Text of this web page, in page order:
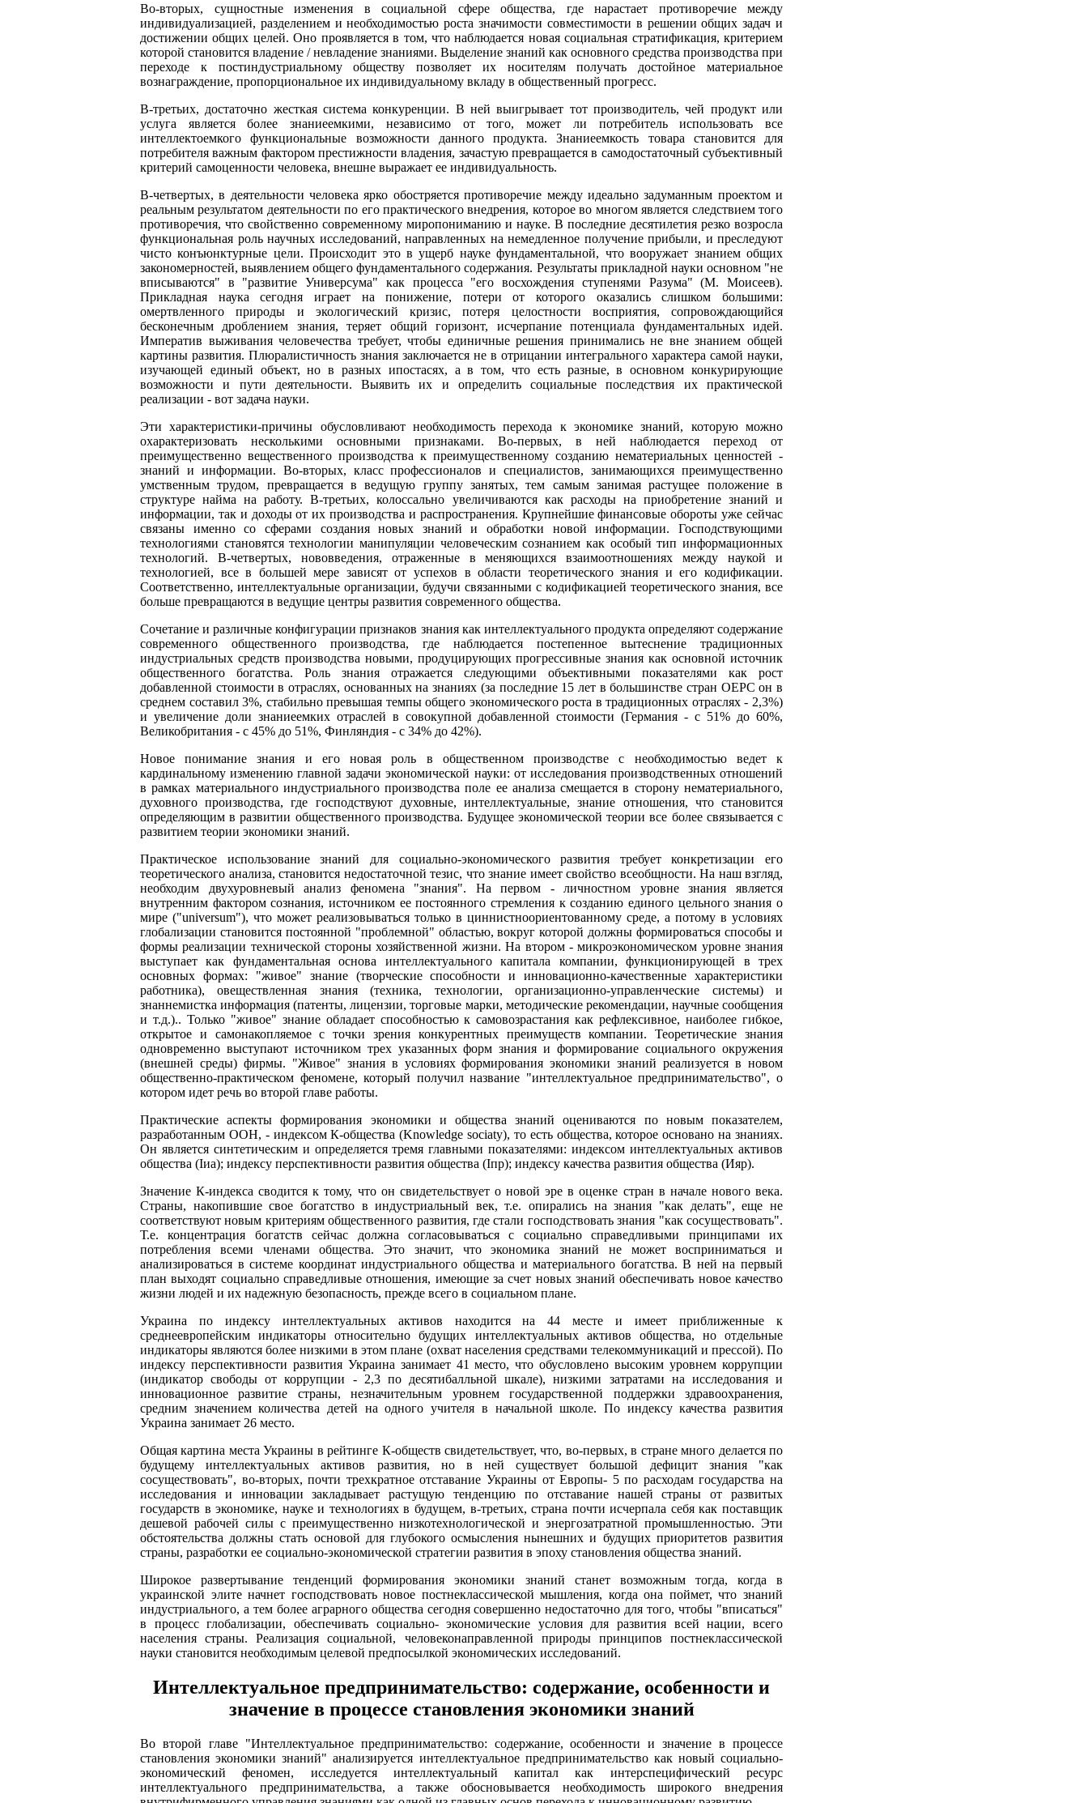
Во-вторых, сущностные изменения в социальной сфере общества, где нарастает противоречие между
индивидуализацией, разделением и необходимостью роста значимости совместимости в решении общих задач и
достижении общих целей. Оно проявляется в том, что наблюдается новая социальная стратификация, критерием
которой становится владение / невладение знаниями. Выделение знаний как основного средства производства при
переходе к постиндустриальному обществу позволяет их носителям получать достойное материальное
вознаграждение, пропорциональное их индивидуальному вкладу в общественный прогресс.
В-третьих, достаточно жесткая система конкуренции. В ней выигрывает тот производитель, чей продукт или
услуга является более знаниеемкими, независимо от того, может ли потребитель использовать все
интеллектоемкого функциональные возможности данного продукта. Знаниеемкость товара становится для
потребителя важным фактором престижности владения, зачастую превращается в самодостаточный субъективный
критерий самоценности человека, внешне выражает ее индивидуальность.
В-четвертых, в деятельности человека ярко обостряется противоречие между идеально задуманным проектом и
реальным результатом деятельности по его практического внедрения, которое во многом является следствием того
противоречия, что свойственно современному миропониманию и науке. В последние десятилетия резко возросла
функциональная роль научных исследований, направленных на немедленное получение прибыли, и преследуют
чисто конъюнктурные цели. Происходит это в ущерб науке фундаментальной, что вооружает знанием общих
закономерностей, выявлением общего фундаментального содержания. Результаты прикладной науки основном "не
вписываются" в "развитие Универсума" как процесса "его восхождения ступенями Разума" (М. Моисеев).
Прикладная наука сегодня играет на понижение, потери от которого оказались слишком большими:
омертвленного природы и экологический кризис, потеря целостности восприятия, сопровождающийся
бесконечным дроблением знания, теряет общий горизонт, исчерпание потенциала фундаментальных идей.
Императив выживания человечества требует, чтобы единичные решения принимались не вне знанием общей
картины развития. Плюралистичность знания заключается не в отрицании интегрального характера самой науки,
изучающей единый объект, но в разных ипостасях, а в том, что есть разные, в основном конкурирующие
возможности и пути деятельности. Выявить их и определить социальные последствия их практической
реализации - вот задача науки.
Эти характеристики-причины обусловливают необходимость перехода к экономике знаний, которую можно
охарактеризовать несколькими основными признаками. Во-первых, в ней наблюдается переход от
преимущественно вещественного производства к преимущественному созданию нематериальных ценностей -
знаний и информации. Во-вторых, класс профессионалов и специалистов, занимающихся преимущественно
умственным трудом, превращается в ведущую группу занятых, тем самым занимая растущее положение в
структуре найма на работу. В-третьих, колоссально увеличиваются как расходы на приобретение знаний и
информации, так и доходы от их производства и распространения. Крупнейшие финансовые обороты уже сейчас
связаны именно со сферами создания новых знаний и обработки новой информации. Господствующими
технологиями становятся технологии манипуляции человеческим сознанием как особый тип информационных
технологий. В-четвертых, нововведения, отраженные в меняющихся взаимоотношениях между наукой и
технологией, все в большей мере зависят от успехов в области теоретического знания и его кодификации.
Соответственно, интеллектуальные организации, будучи связанными с кодификацией теоретического знания, все
больше превращаются в ведущие центры развития современного общества.
Сочетание и различные конфигурации признаков знания как интеллектуального продукта определяют содержание
современного общественного производства, где наблюдается постепенное вытеснение традиционных
индустриальных средств производства новыми, продуцирующих прогрессивные знания как основной источник
общественного богатства. Роль знания отражается следующими объективными показателями как рост
добавленной стоимости в отраслях, основанных на знаниях (за последние 15 лет в большинстве стран ОЕРС он в
среднем составил 3%, стабильно превышая темпы общего экономического роста в традиционных отраслях - 2,3%)
и увеличение доли знаниеемких отраслей в совокупной добавленной стоимости (Германия - с 51% до 60%,
Великобритания - с 45% до 51%, Финляндия - с 34% до 42%).
Новое понимание знания и его новая роль в общественном производстве с необходимостью ведет к
кардинальному изменению главной задачи экономической науки: от исследования производственных отношений
в рамках материального индустриального производства поле ее анализа смещается в сторону нематериального,
духовного производства, где господствуют духовные, интеллектуальные, знание отношения, что становится
определяющим в развитии общественного производства. Будущее экономической теории все более связывается с
развитием теории экономики знаний.
Практическое использование знаний для социально-экономического развития требует конкретизации его
теоретического анализа, становится недостаточной тезис, что знание имеет свойство всеобщности. На наш взгляд,
необходим двухуровневый анализ феномена "знания". На первом - личностном уровне знания является
внутренним фактором сознания, источником ее постоянного стремления к созданию единого цельного знания о
мире ("universum"), что может реализовываться только в циннистноориентованному среде, а потому в условиях
глобализации становится постоянной "проблемной" областью, вокруг которой должны формироваться способы и
формы реализации технической стороны хозяйственной жизни. На втором - микроэкономическом уровне знания
выступает как фундаментальная основа интеллектуального капитала компании, функционирующей в трех
основных формах: "живое" знание (творческие способности и инновационно-качественные характеристики
работника), овеществленная знания (техника, технологии, организационно-управленческие системы) и
знаннемистка информация (патенты, лицензии, торговые марки, методические рекомендации, научные сообщения
и т.д.).. Только "живое" знание обладает способностью к самовозрастания как рефлексивное, наиболее гибкое,
открытое и самонакопляемое с точки зрения конкурентных преимуществ компании. Теоретические знания
одновременно выступают источником трех указанных форм знания и формирование социального окружения
(внешней среды) фирмы. "Живое" знания в условиях формирования экономики знаний реализуется в новом
общественно-практическом феномене, который получил название "интеллектуальное предпринимательство", о
котором идет речь во второй главе работы.
Практические аспекты формирования экономики и общества знаний оцениваются по новым показателем,
разработанным ООН, - индексом К-общества (Knowledge sociaty), то есть общества, которое основано на знаниях.
Он является синтетическим и определяется тремя главными показателями: индексом интеллектуальных активов
общества (Iиа); индексу перспективности развития общества (Iпр); индексу качества развития общества (Ияр).
Значение К-индекса сводится к тому, что он свидетельствует о новой эре в оценке стран в начале нового века.
Страны, накопившие свое богатство в индустриальный век, т.е. опирались на знания "как делать", еще не
соответствуют новым критериям общественного развития, где стали господствовать знания "как сосуществовать".
Т.е. концентрация богатств сейчас должна согласовываться с социально справедливыми принципами их
потребления всеми членами общества. Это значит, что экономика знаний не может восприниматься и
анализироваться в системе координат индустриального общества и материального богатства. В ней на первый
план выходят социально справедливые отношения, имеющие за счет новых знаний обеспечивать новое качество
жизни людей и их надежную безопасность, прежде всего в социальном плане.
Украина по индексу интеллектуальных активов находится на 44 месте и имеет приближенные к
среднеевропейским индикаторы относительно будущих интеллектуальных активов общества, но отдельные
индикаторы являются более низкими в этом плане (охват населения средствами телекоммуникаций и прессой). По
индексу перспективности развития Украина занимает 41 место, что обусловлено высоким уровнем коррупции
(индикатор свободы от коррупции - 2,3 по десятибалльной шкале), низкими затратами на исследования и
инновационное развитие страны, незначительным уровнем государственной поддержки здравоохранения,
средним значением количества детей на одного учителя в начальной школе. По индексу качества развития
Украина занимает 26 место.
Общая картина места Украины в рейтинге К-обществ свидетельствует, что, во-первых, в стране много делается по
будущему интеллектуальных активов развития, но в ней существует большой дефицит знания "как
сосуществовать", во-вторых, почти трехкратное отставание Украины от Европы- 5 по расходам государства на
исследования и инновации закладывает растущую тенденцию по отставание нашей страны от развитых
государств в экономике, науке и технологиях в будущем, в-третьих, страна почти исчерпала себя как поставщик
дешевой рабочей силы с преимущественно низкотехнологической и энергозатратной промышленностью. Эти
обстоятельства должны стать основой для глубокого осмысления нынешних и будущих приоритетов развития
страны, разработки ее социально-экономической стратегии развития в эпоху становления общества знаний.
Широкое развертывание тенденций формирования экономики знаний станет возможным тогда, когда в
украинской элите начнет господствовать новое постнеклассической мышления, когда она поймет, что знаний
индустриального, а тем более аграрного общества сегодня совершенно недостаточно для того, чтобы "вписаться"
в процесс глобализации, обеспечивать социально- экономические условия для развития всей нации, всего
населения страны. Реализация социальной, человеконаправленной природы принципов постнеклассической
науки становится необходимым целевой предпосылкой экономических исследований.
Интеллектуальное предпринимательство: содержание, особенности и
значение в процессе становления экономики знаний
Во второй главе "Интеллектуальное предпринимательство: содержание, особенности и значение в процессе
становления экономики знаний" анализируется интеллектуальное предпринимательство как новый социально-
экономический феномен, исследуется интеллектуальный капитал как интерспецифический ресурс
интеллектуального предпринимательства, а также обосновывается необходимость широкого внедрения